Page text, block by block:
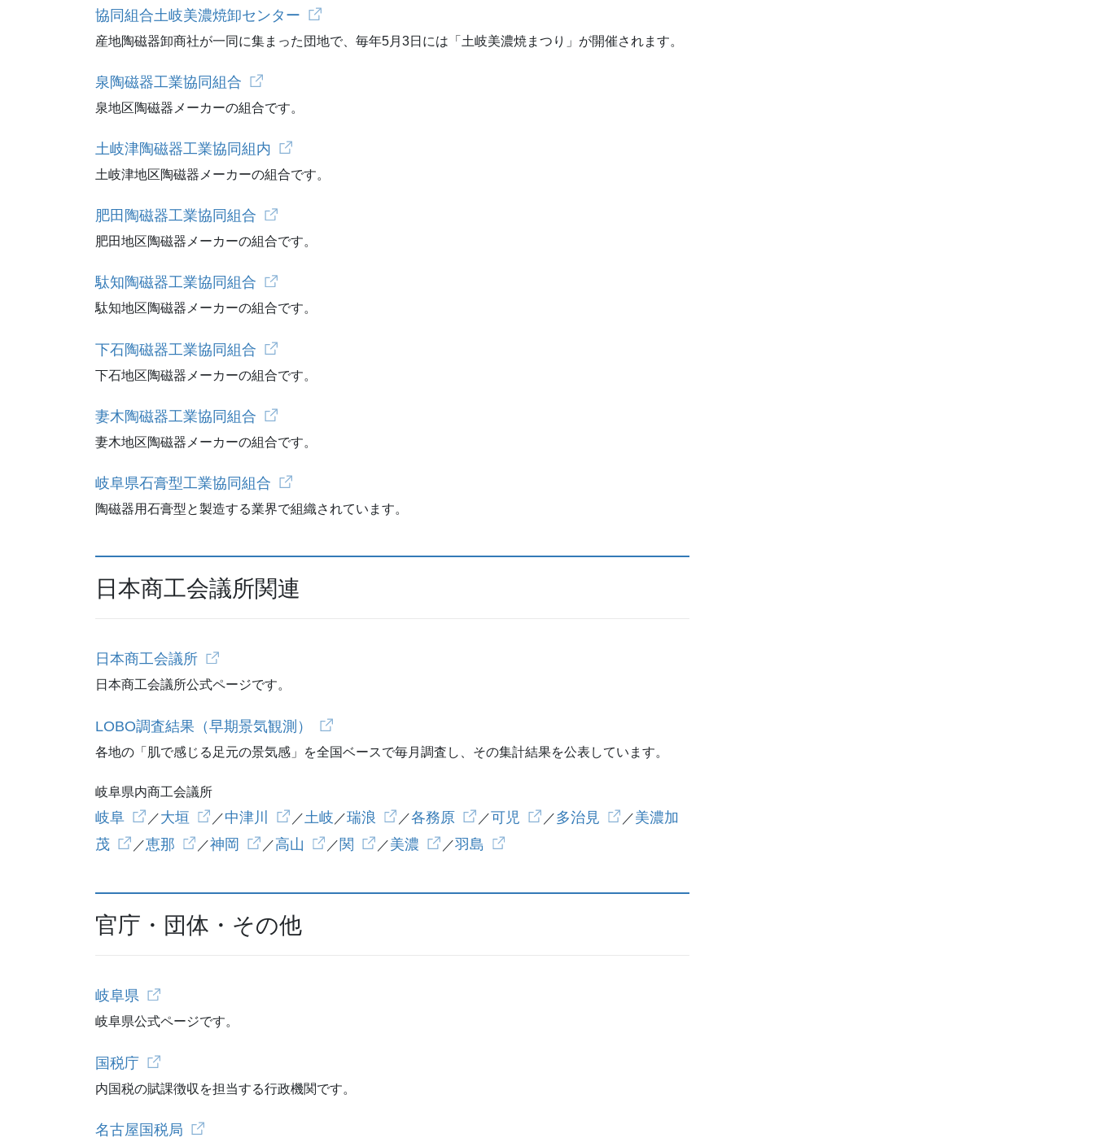
協同組合土岐美濃焼卸センター
産地陶磁器卸商社が一同に集まった団地で、毎年5月3日には「土岐美濃焼まつり」が開催されます。
泉陶磁器工業協同組合
泉地区陶磁器メーカーの組合です。
土岐津陶磁器工業協同組内
土岐津地区陶磁器メーカーの組合です。
肥田陶磁器工業協同組合
肥田地区陶磁器メーカーの組合です。
駄知陶磁器工業協同組合
駄知地区陶磁器メーカーの組合です。
下石陶磁器工業協同組合
下石地区陶磁器メーカーの組合です。
妻木陶磁器工業協同組合
妻木地区陶磁器メーカーの組合です。
岐阜県石膏型工業協同組合
陶磁器用石膏型と製造する業界で組織されています。
日本商工会議所関連
日本商工会議所
日本商工会議所公式ページです。
LOBO調査結果（早期景気観測）
各地の「肌で感じる足元の景気感」を全国ベースで毎月調査し、その集計結果を公表しています。
岐阜県内商工会議所
岐阜 ／大垣 ／中津川 ／ 土岐 ／瑞浪 ／各務原 ／可児 ／多治見 ／美濃加
茂
／恵那 ／神岡 ／高山 ／ 関 ／美濃 ／羽島
官庁・団体・その他
岐阜県
岐阜県公式ページです。
国税庁
内国税の賦課徴収を担当する行政機関です。
名古屋国税局